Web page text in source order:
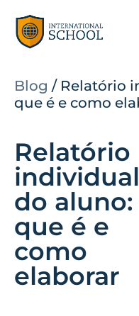
Blog / Relatório
que é e como
Relatório
individual
do aluno:
que é e
como
elaborar